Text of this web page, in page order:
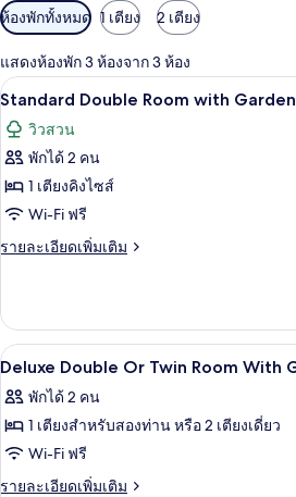
ตัว
กรอง
ที่
มี
ให้
สำหรับ
ห้อง
พัก
ห้องพักทั้งหมด 1 เตียง 2 เตียง
แสดงห้องพัก 3 ห้องจาก 3 ห้อง
เปิด
ภาพถ่าย
ทั้งหมด
ของ
Standard
Double
Garden
View
8
Standard Double Room with
วิวสวน
พักได้ 2 คน
1 เตียงคิงไซส์
Wi-Fi ฟรี
รายละเอียดเพิ่มเติม
ราย
เกี่ยว
กับ
Standard
Room
with
View
เปิด
ภาพถ่าย
ทั้งหมด
ของ
Deluxe
3
Deluxe Double Or Twin Room With
พักได้ 2 คน
1 เตียงสำหรับสองท่าน หรือ 2 เตียงเดี่ยว
Wi-Fi ฟรี
รายละเอียดเพิ่มเติม
ราย